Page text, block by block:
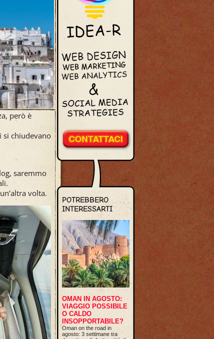
però è
si chiudevano
saremmo
volta.
POTREBBERO
INTERESSARTI
OMAN IN AGOSTO:
VIAGGIO POSSIBILE
O CALDO
INSOPPORTABILE?
Oman on the road in
agosto: 3 settimane tra